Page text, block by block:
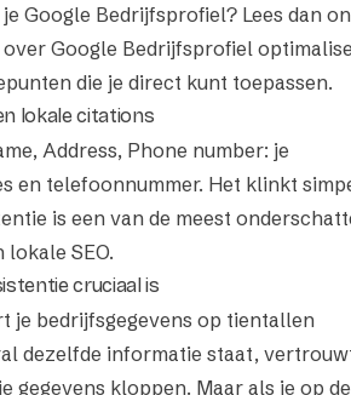
Google Bedrijfsprofiel? Lees dan
over Google Bedrijfsprofiel
die je direct kunt toepassen.
lokale citations
Address, Phone number: je
en telefoonnummer. Het klinkt
is een van de meest
SEO.
cruciaal is
je bedrijfsgegevens op tientallen
dezelfde informatie staat,
gegevens kloppen. Maar als je op